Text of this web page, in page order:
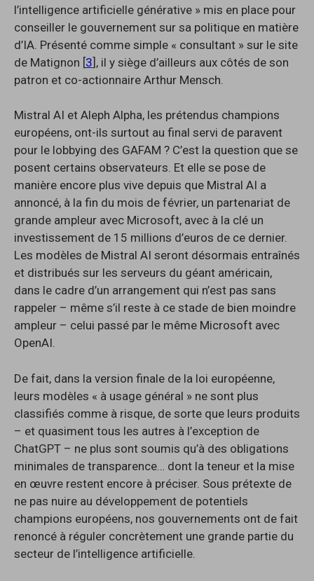
l’intelligence artificielle générative » mis en place pour
conseiller le gouvernement sur sa politique en matière
d’IA. Présenté comme simple « consultant » sur le site
de Matignon [3], il y siège d’ailleurs aux côtés de son
patron et co-actionnaire Arthur Mensch.
Mistral AI et Aleph Alpha, les prétendus champions
européens, ont-ils surtout au final servi de paravent
pour le lobbying des GAFAM ? C’est la question que se
posent certains observateurs. Et elle se pose de
manière encore plus vive depuis que Mistral AI a
annoncé, à la fin du mois de février, un partenariat de
grande ampleur avec Microsoft, avec à la clé un
investissement de 15 millions d’euros de ce dernier.
Les modèles de Mistral AI seront désormais entraînés
et distribués sur les serveurs du géant américain,
dans le cadre d’un arrangement qui n’est pas sans
rappeler – même s’il reste à ce stade de bien moindre
ampleur – celui passé par le même Microsoft avec
OpenAI.
De fait, dans la version finale de la loi européenne,
leurs modèles « à usage général » ne sont plus
classifiés comme à risque, de sorte que leurs produits
– et quasiment tous les autres à l’exception de
ChatGPT – ne plus sont soumis qu’à des obligations
minimales de transparence… dont la teneur et la mise
en œuvre restent encore à préciser. Sous prétexte de
ne pas nuire au développement de potentiels
champions européens, nos gouvernements ont de fait
renoncé à réguler concrètement une grande partie du
secteur de l’intelligence artificielle.